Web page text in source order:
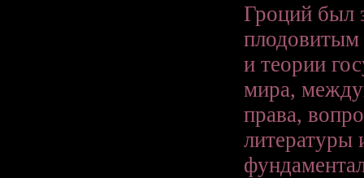
Гроций был
плодовитым
и теории
мира,
права,
литературы